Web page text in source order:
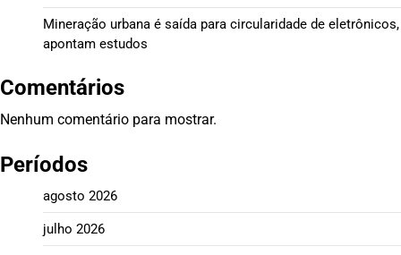
Mineração urbana é saída para circularidade de eletrônicos,
apontam estudos
Comentários
Nenhum comentário para mostrar.
Períodos
agosto 2026
julho 2026